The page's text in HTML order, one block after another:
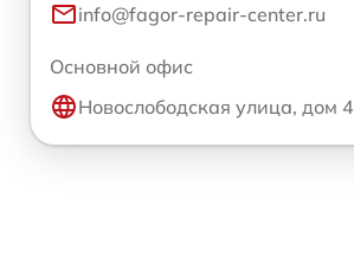
info@fagor-repair-center.ru
Основной офис
Новослободская улица, дом 4